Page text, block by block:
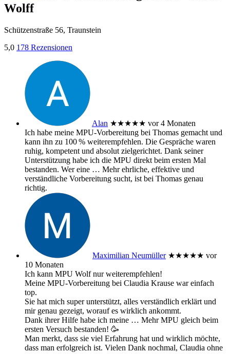
Wolff
Schützenstraße 56, Traunstein
5,0 178 Rezensionen
Alan ★★★★★ vor 4 Monaten
Ich habe meine MPU‑Vorbereitung bei Thomas gemacht und
kann ihn zu 100 % weiterempfehlen. Die Gespräche waren
ruhig, kompetent und absolut zielgerichtet. Dank seiner
Unterstützung habe ich die MPU direkt beim ersten Mal
bestanden. Wer eine … Mehrehrliche, effektive und
verständliche Vorbereitung sucht, ist bei Thomas genau
richtig.
Maximilian Neumüller ★★★★★ vor
10 Monaten
Ich kann MPU Wolf nur weiterempfehlen!
Meine MPU-Vorbereitung bei Claudia Krause war einfach
top.
Sie hat mich super unterstützt, alles verständlich erklärt und
mir genau gezeigt, worauf es wirklich ankommt.
Dank ihrer Hilfe habe ich meine … MehrMPU gleich beim
ersten Versuch bestanden! 🥳
Man merkt, dass sie viel Erfahrung hat und wirklich möchte,
dass man erfolgreich ist. Vielen Dank nochmal, Claudia ohne